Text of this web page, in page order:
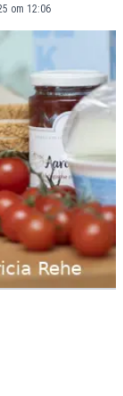
om 12:06